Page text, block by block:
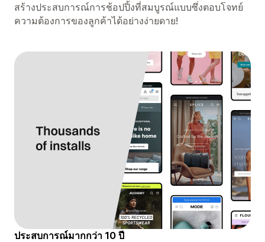
สร้างประสบการณ์การช้อปปิ้งที่สมบูรณ์แบบซึ่งตอบโจทย์
ความต้องการของลูกค้าได้อย่างง่ายดาย!
ประสบการณ์มากกว่า 10 ปี